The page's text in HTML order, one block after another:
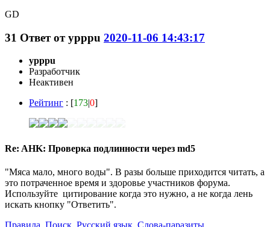
GD
31 Ответ отypppu 2020-11-06 14:43:17
ypppu
Разработчик
Неактивен
Рейтинг : [1730]
Re: AHK: Проверка подлинности через md5
"Мяса мало, много воды". В разы больше приходится читать, а
это потраченное время и здоровье участников форума.
Используйте цитирование когда это нужно, а не когда лень
искать кнопку "Ответить".
Правила Поиск Русский язык Слова-паразиты